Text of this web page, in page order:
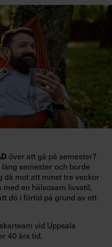
över att gå på semester?
semester och borde
då mot att minst tre veckor
en hälsosam livsstil,
dö i förtid på grund av ett
vid Uppsala
40 års tid.